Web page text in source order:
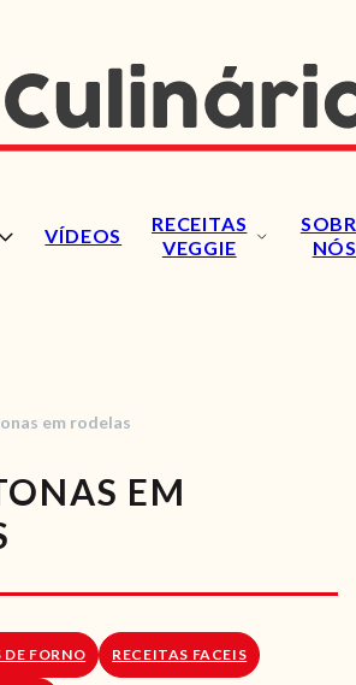
VÍDEOS
RECEITAS
VEGGIE
NÓS
RECEITAS
VÍDEOS
LOJA ONLINE
em rodelas
EM
DE FORNO RECEITAS FACEIS